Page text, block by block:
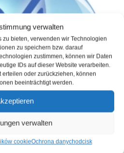
verwalten
bieten, verwenden wir Technologien
zu speichern bzw. darauf
zustimmen, können wir Daten
IDs auf dieser Website verarbeiten.
oder zurückziehen, können
beeinträchtigt werden.
verwalten
cookieOchrona danychodcisk